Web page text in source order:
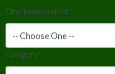
City/Town/District*
Category*